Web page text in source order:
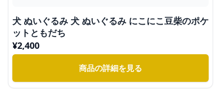
犬 ぬいぐるみ 犬 ぬいぐるみ にこにこ豆柴のポケ
ットともだち
¥2,400
商品の詳細を見る